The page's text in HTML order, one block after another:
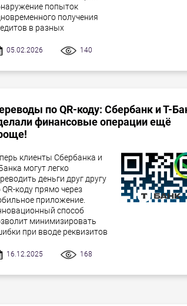
попыток
получения
в разных
05.02.2026 140
по QR-коду: Сбербанк и Т-
финансовые операции ещё
клиенты Сбербанка и
могут легко
деньги друг другу
QR-коду прямо через
приложение.
способ
минимизировать
при вводе реквизитов
16.12.2025 168